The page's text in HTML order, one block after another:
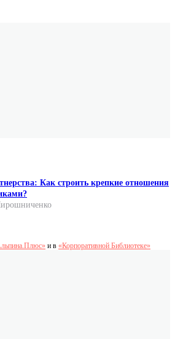
Как строить крепкие отношения
и в «Корпоративной Библиотеке»